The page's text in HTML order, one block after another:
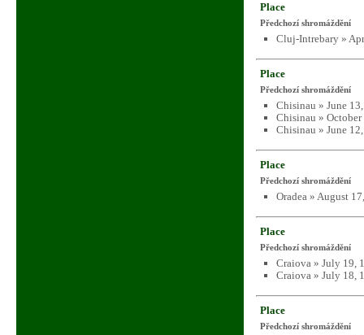
Place
Předchozí shromáždění
Cluj-Intrebary »
Place
Předchozí shromáždění
Chisinau » June
Chisinau »
Chisinau » June
Place
Předchozí shromáždění
Oradea » August
Place
Předchozí shromáždění
Craiova » July 19,
Craiova » July 18,
Place
Předchozí shromáždění